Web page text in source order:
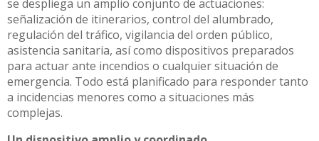
se despliega un amplio conjunto de actuaciones:
señalización de itinerarios, control del alumbrado,
regulación del tráfico, vigilancia del orden público,
asistencia sanitaria, así como dispositivos preparados
para actuar ante incendios o cualquier situación de
emergencia. Todo está planificado para responder tanto
a incidencias menores como a situaciones más
complejas.